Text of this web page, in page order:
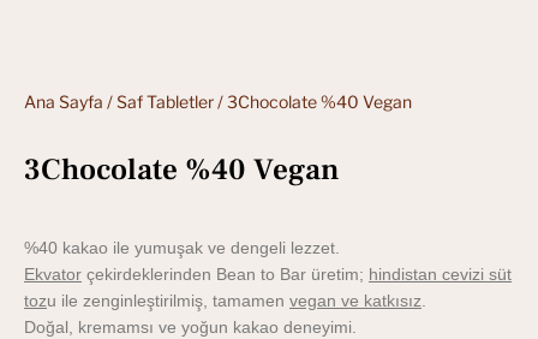
Ana Sayfa /Saf Tabletler/ 3Chocolate %40 Vegan
3Chocolate %40 Vegan
%40 kakao ile yumuşak ve dengeli lezzet.
Ekvator çekirdeklerinden Bean to Bar üretim; hindistan cevizi süt
tozu ile zenginleştirilmiş, tamamen vegan ve katkısız
Doğal, kremamsı ve yoğun kakao deneyimi.